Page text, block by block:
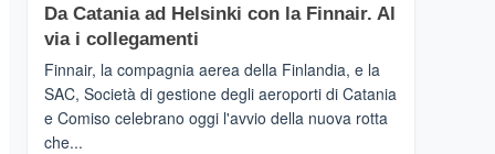
dell’enoturismo
sull’Etna
RANDAZZO
–
siamo
quasi….
pronti
Da Catania ad Helsinki con la Finnair. Al
via i collegamenti
Finnair, la compagnia aerea della Finlandia, e la
SAC, Società di gestione degli aeroporti di Catania
e Comiso celebrano oggi l'avvio della nuova rotta
che...